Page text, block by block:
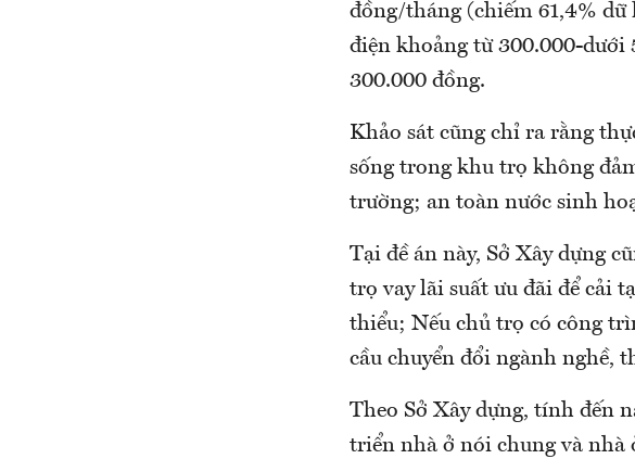
đồng/tháng (chiếm 61,4%
điện khoảng từ 300.000-dưới
300.000 đồng.
Khảo sát cũng chỉ ra rằng
sống trong khu trọ không
trường; an toàn nước sinh
Tại đề án này, Sở Xây dựng
trọ vay lãi suất ưu đãi để cải
thiểu; Nếu chủ trọ có công
cầu chuyển đổi ngành nghề,
Theo Sở Xây dựng, tính đến
triển nhà ở nói chung và nhà